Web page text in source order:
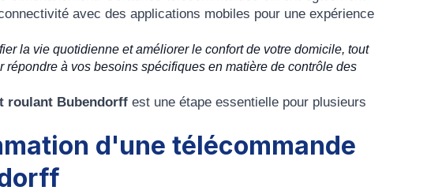
avec des applications mobiles pour une expérience
la vie quotidienne et améliorer le confort de votre domicile, tout
à vos besoins spécifiques en matière de contrôle des
roulant Bubendorff est une étape essentielle pour plusieurs
d'une télécommande